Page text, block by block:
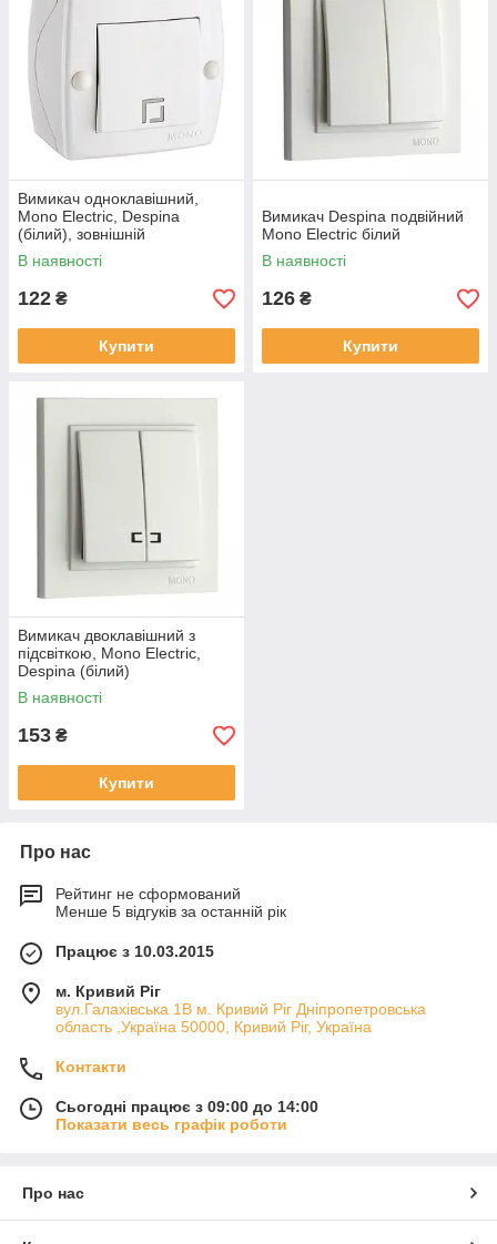
Вимикач одноклавішний,
Mono Electric, Despina
(білий), зовнішній
В наявності
122 ₴
Купити
Вимикач Despina подвійний
Mono Electric білий
В наявності
126 ₴
Купити
Вимикач двоклавішний з
підсвіткою, Mono Electric,
Despina (білий)
В наявності
153 ₴
Купити
Про нас
Рейтинг не сформований
Менше 5 відгуків за останній рік
Працює з 10.03.2015
м. Кривий Ріг
вул.Галахівська 1В м. Кривий Ріг Дніпропетровська
область ,Україна 50000, Кривий Ріг, Україна
Контакти
Сьогодні працює з 09:00 до 14:00
Показати весь графік роботи
Про нас